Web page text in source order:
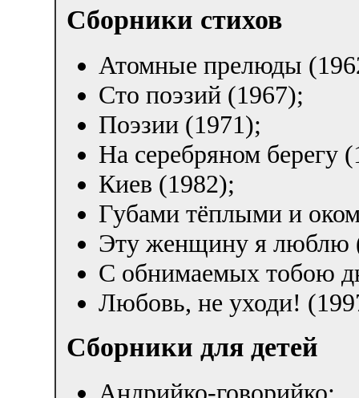
Сборники стихов
Атомные прелюды
Сто поэзий (1967);
Поэзии (1971);
На серебряном берегу
Киев (1982);
Губами тёплыми и
Эту женщину я люблю
С обнимаемых тобою
Любовь, не уходи!
Сборники для детей